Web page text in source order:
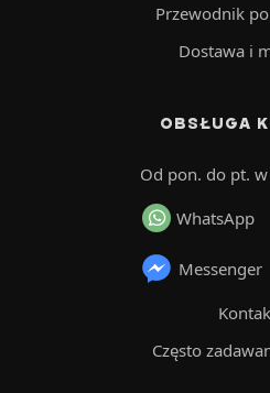
Przewodnik
Dostawa i
OBSŁUGA
Od pon. do pt.
WhatsApp
Messenger
Często